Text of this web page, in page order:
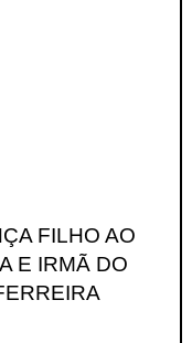
FILHO AO
E IRMÃ DO